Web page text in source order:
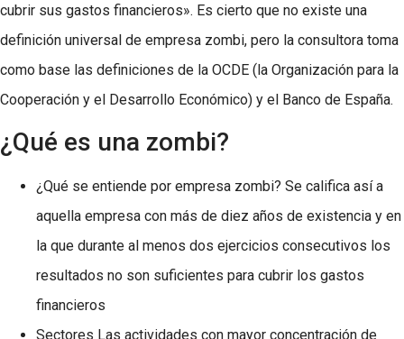
cubrir sus gastos financieros». Es cierto que no existe una
definición universal de empresa zombi, pero la consultora toma
como base las definiciones de la OCDE (la Organización para la
Cooperación y el Desarrollo Económico) y el Banco de España.
¿Qué es una zombi?
¿Qué se entiende por empresa zombi? Se califica así a
aquella empresa con más de diez años de existencia y en
la que durante al menos dos ejercicios consecutivos los
resultados no son suficientes para cubrir los gastos
financieros
Sectores Las actividades con mayor concentración de